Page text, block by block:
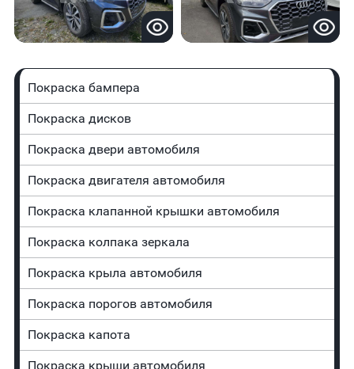
Покраска бампера
Покраска дисков
Покраска двери автомобиля
Покраска двигателя автомобиля
Покраска клапанной крышки автомобиля
Покраска колпака зеркала
Покраска крыла автомобиля
Покраска порогов автомобиля
Покраска капота
Покраска крыши автомобиля